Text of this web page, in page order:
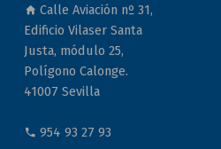
Calle Aviación nº 31,
Edificio Vilaser Santa
Justa, módulo 25,
Polígono Calonge.
41007 Sevilla
954 93 27 93